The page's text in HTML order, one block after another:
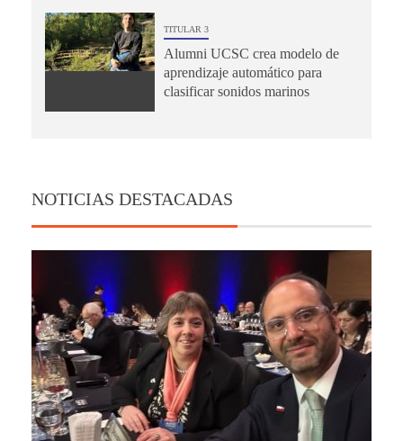
TITULAR 3
Alumni UCSC crea modelo de
aprendizaje automático para
clasificar sonidos marinos
NOTICIAS DESTACADAS